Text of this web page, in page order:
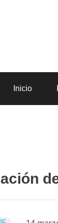
Inicio